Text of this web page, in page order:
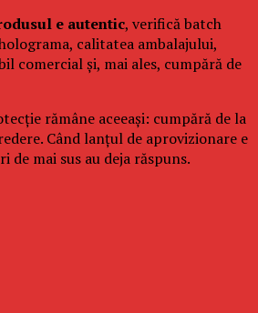
e autentic, verifică batch
calitatea ambalajului,
comercial și, mai ales, cumpără de
rămâne aceeași: cumpără de la
Când lanțul de aprovizionare e
de mai sus au deja răspuns.